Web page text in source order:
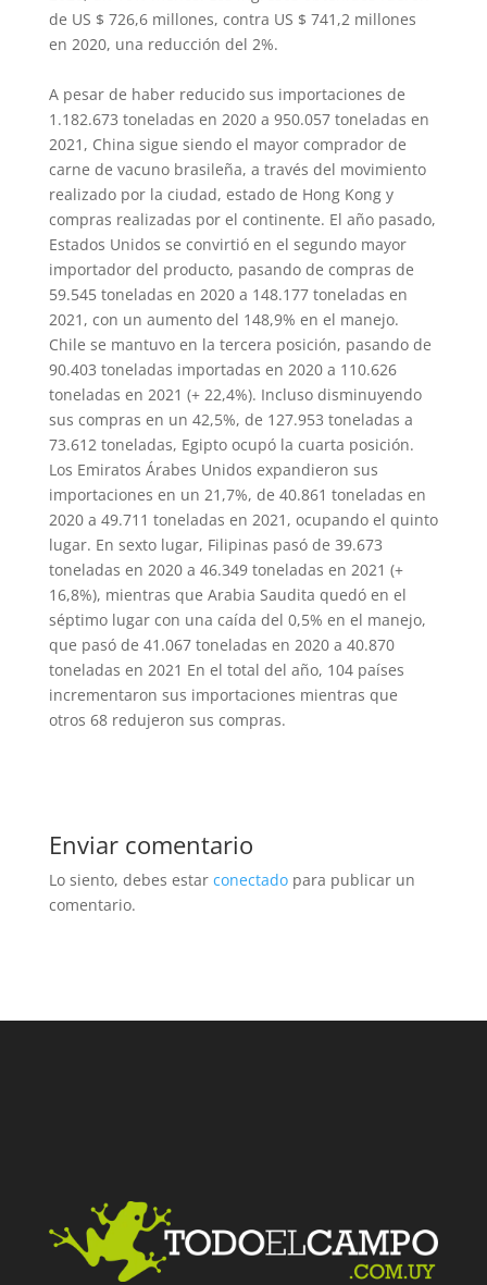
de US $ 726,6 millones, contra US $ 741,2 millones
en 2020, una reducción del 2%.
A pesar de haber reducido sus importaciones de
1.182.673 toneladas en 2020 a 950.057 toneladas en
2021, China sigue siendo el mayor comprador de
carne de vacuno brasileña, a través del movimiento
realizado por la ciudad, estado de Hong Kong y
compras realizadas por el continente. El año pasado,
Estados Unidos se convirtió en el segundo mayor
importador del producto, pasando de compras de
59.545 toneladas en 2020 a 148.177 toneladas en
2021, con un aumento del 148,9% en el manejo.
Chile se mantuvo en la tercera posición, pasando de
90.403 toneladas importadas en 2020 a 110.626
toneladas en 2021 (+ 22,4%). Incluso disminuyendo
sus compras en un 42,5%, de 127.953 toneladas a
73.612 toneladas, Egipto ocupó la cuarta posición.
Los Emiratos Árabes Unidos expandieron sus
importaciones en un 21,7%, de 40.861 toneladas en
2020 a 49.711 toneladas en 2021, ocupando el quinto
lugar. En sexto lugar, Filipinas pasó de 39.673
toneladas en 2020 a 46.349 toneladas en 2021 (+
16,8%), mientras que Arabia Saudita quedó en el
séptimo lugar con una caída del 0,5% en el manejo,
que pasó de 41.067 toneladas en 2020 a 40.870
toneladas en 2021 En el total del año, 104 países
incrementaron sus importaciones mientras que
otros 68 redujeron sus compras.
Enviar comentario
Lo siento, debes estar conectadopara publicar un
comentario.
Facebook